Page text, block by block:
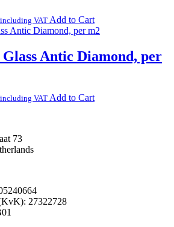
including VAT Add to Cart
Antic Diamond, per
including VAT Add to Cart
73
27322728